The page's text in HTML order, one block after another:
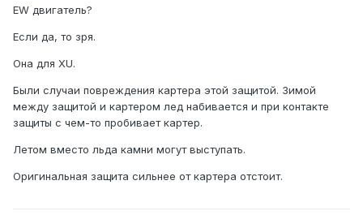
EW двигатель?
Если да, то зря.
Она для XU.
Были случаи повреждения картера этой защитой. Зимой
между защитой и картером лед набивается и при контакте
защиты с чем-то пробивает картер.
Летом вместо льда камни могут выступать.
Оригинальная защита сильнее от картера отстоит.